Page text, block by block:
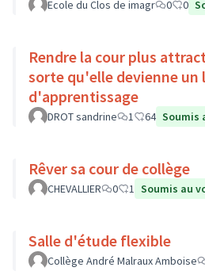
Ecole du Clos de imagr 0 0
Rendre la cour plus
sorte qu'elle devienne un
d'apprentissage
DROT sandrine 1 64 Soumis
Rêver sa cour de collège
CHEVALLIER 0 1 Soumis au
Salle d'étude flexible
Collège André Malraux Amboise